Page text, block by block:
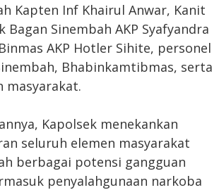
Kapten Inf Khairul Anwar, Kanit
Bagan Sinembah AKP Syafyandra
AKP Hotler Sihite, personel
Bhabinkamtibmas, serta
masyarakat.
Kapolsek menekankan
seluruh elemen masyarakat
berbagai potensi gangguan
penyalahgunaan narkoba